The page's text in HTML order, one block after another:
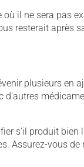
il ne sera pas
resterait après
plusieurs en
d'autres
s'il produit bien
Assurez-vous de